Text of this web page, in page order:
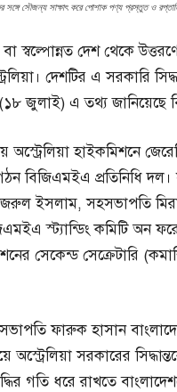
সঙ্গে সৌজন্য সাক্ষাৎ করে পোশাক পণ্য প্রস্তুত ও
স্বল্পোন্নত দেশ থেকে
দেশটির এ সরকারি
(১৮ জুলাই) এ তথ্য জানিয়েছে
হাইকমিশনে
বিজিএমইএ প্রতিনিধি
ইসলাম, সহসভাপতি
স্ট্যান্ডিং কমিটি অন
সেকেন্ড সেক্রেটারি
ফারুক হাসান
অস্ট্রেলিয়া সরকারের
গতি ধরে রাখতে